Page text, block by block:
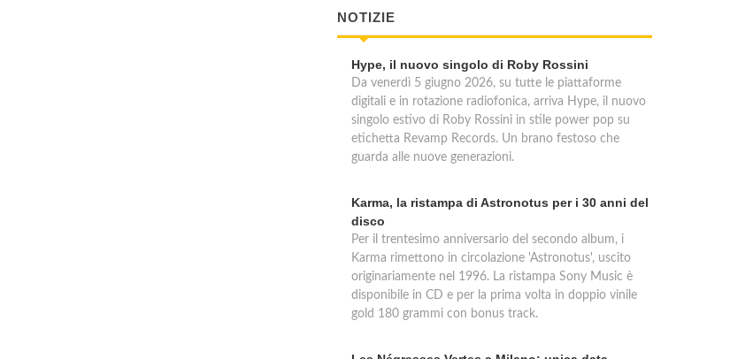
NOTIZIE
Hype, il nuovo singolo di Roby Rossini
Da venerdì 5 giugno 2026, su tutte le piattaforme
digitali e in rotazione radiofonica, arriva Hype, il nuovo
singolo estivo di Roby Rossini in stile power pop su
etichetta Revamp Records. Un brano festoso che
guarda alle nuove generazioni.
Karma, la ristampa di Astronotus per i 30 anni del
disco
Per il trentesimo anniversario del secondo album, i
Karma rimettono in circolazione 'Astronotus', uscito
originariamente nel 1996. La ristampa Sony Music è
disponibile in CD e per la prima volta in doppio vinile
gold 180 grammi con bonus track.